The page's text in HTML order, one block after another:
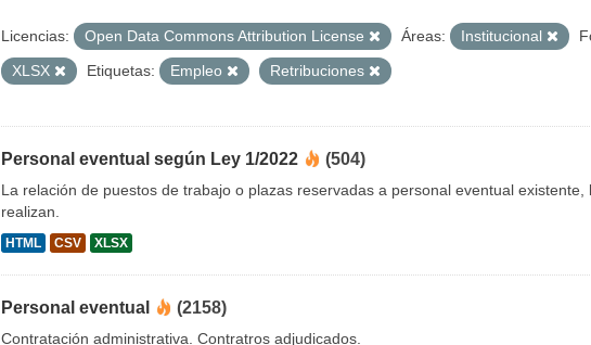
Licencias: Open Data Commons Attribution License Áreas: Institucional
XLSX
Etiquetas: Empleo Retribuciones
Personal eventual según Ley 1/2022 (504)
La relación de puestos de trabajo o plazas reservadas a personal eventual
realizan.
HTML CSV XLSX
Personal eventual (2158)
Contratación administrativa. Contratros adjudicados.